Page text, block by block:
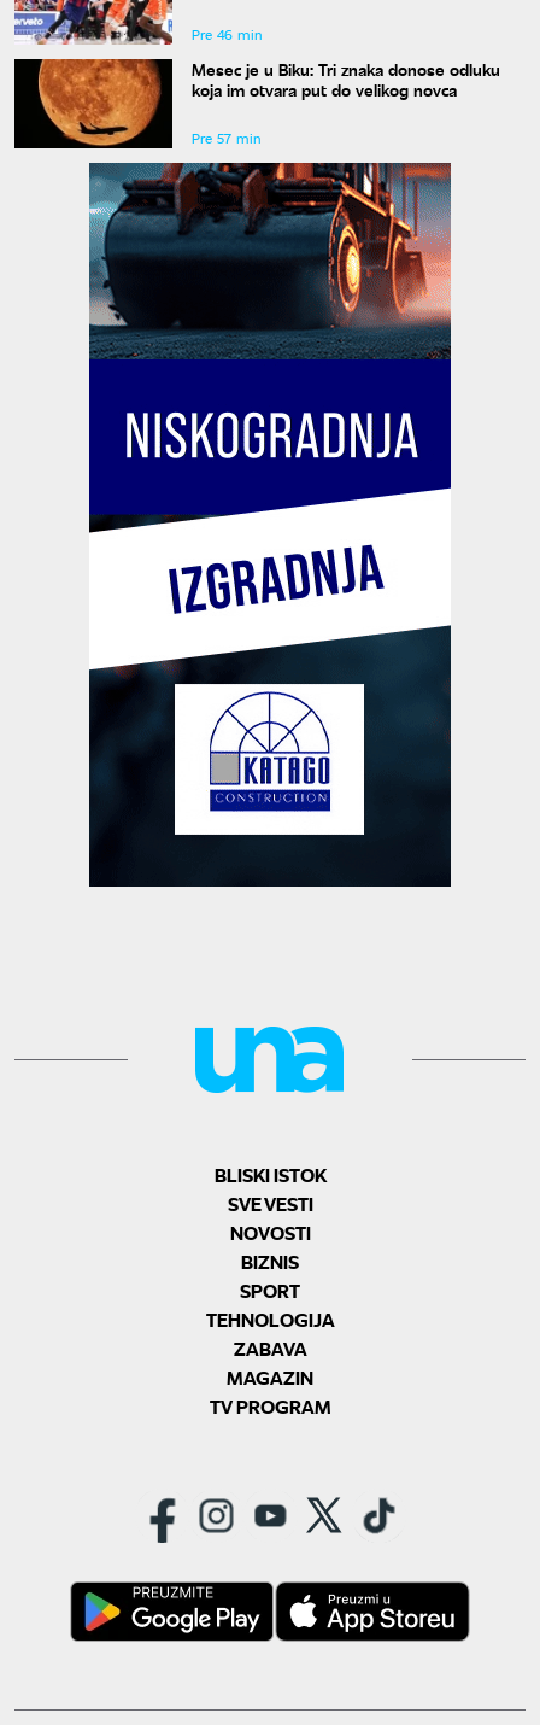
Pre 46 min
Mesec je u Biku: Tri znaka donose odluku
koja im otvara put do velikog novca
Pre 57 min
BLISKI ISTOK
SVE VESTI
NOVOSTI
BIZNIS
SPORT
TEHNOLOGIJA
ZABAVA
MAGAZIN
TV PROGRAM